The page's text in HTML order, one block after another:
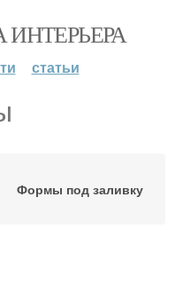
статьи
Формы под заливку